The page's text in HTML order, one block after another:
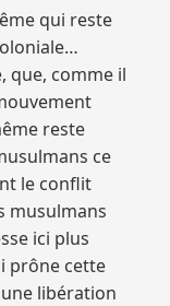
qui reste
que, comme il
reste
ce
le conflit
musulmans
ici plus
prône cette
libération